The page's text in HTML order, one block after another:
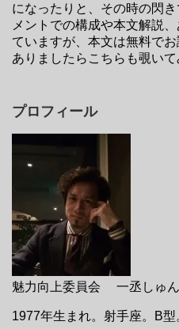
になったりと、その時の閃
メントでの構成や本文解説
ていますが、本文は無料で
ありましたらこちらも覗い
プロフィール
魅力向上委員会 一丞しゅん
1977年生まれ。射手座。B型